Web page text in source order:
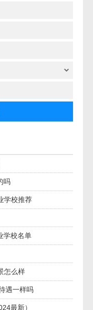
吗
学校推荐
学校名单
怎么样
遇一样吗
最新）